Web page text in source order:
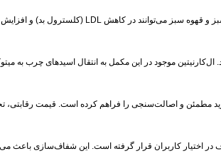
موجود در این مکمل به انتقال اسیدهای چرب به
مطمئن و اصالت‌سنجی را فراهم کرده است. قیمت رقابتی،
کاربران قرار گرفته است. این شفاف‌سازی باعث